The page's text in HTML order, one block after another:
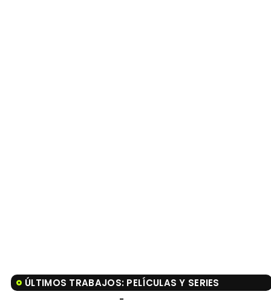
ÚLTIMOS TRABAJOS: PELÍCULAS Y SERIES